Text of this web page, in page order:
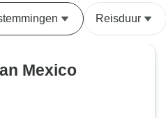
bedrijf boekte
verschillende
Reisduur
Mexico